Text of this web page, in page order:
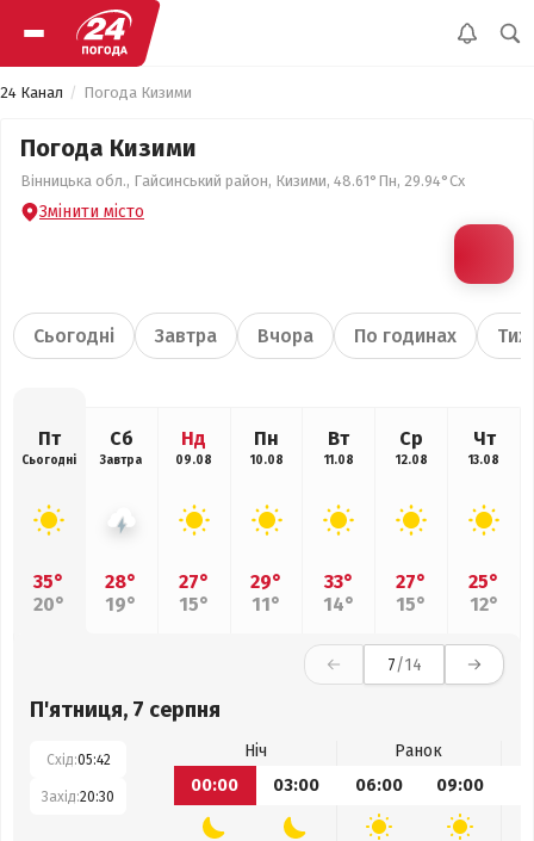
24 Канал Погода Кизими
Погода Кизими
Вінницька обл., Гайсинський район, Кизими, 48.61°Пн, 29.94°Сх
Змінити місто
Сьогодні Завтра Вчора По годинах
Пт
Сьогодні
35°
20°
Сб
Завтра
28°
19°
Нд
09.08
27°
15°
Пн
10.08
29°
11°
Вт
11.08
33°
14°
Ср
12.08
27°
15°
Чт
13.08
25°
12°
7/14
П'ятниця, 7 серпня
Схід:05:42
Захід:20:30
Ніч
Ранок
00:00
03:00 06:00 09:00